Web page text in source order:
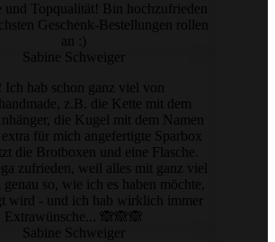
und Topqualität! Bin hochzufrieden
Geschenk-Bestellungen rollen
an :)
Sabine Schweiger
Ich hab schon ganz viel von
z.B. die Kette mit dem
die Kugel mit dem Namen
für mich angefertigte Sparbox
die Brotboxen und eine Flasche.
zufrieden, weil alles mit ganz viel
so, wie ich es haben möchte,
wird - und ich hab wirklich immer
Extrawünsche... 🙈🙈🙈
Sabine Schweiger